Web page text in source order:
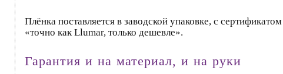
Плёнка поставляется в заводской упаковке, с
«точно как Llumar, только дешевле».
Гарантия и на материал, и на руки